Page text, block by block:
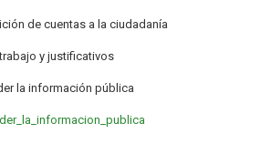
de cuentas a la ciudadanía
y justificativos
la información pública